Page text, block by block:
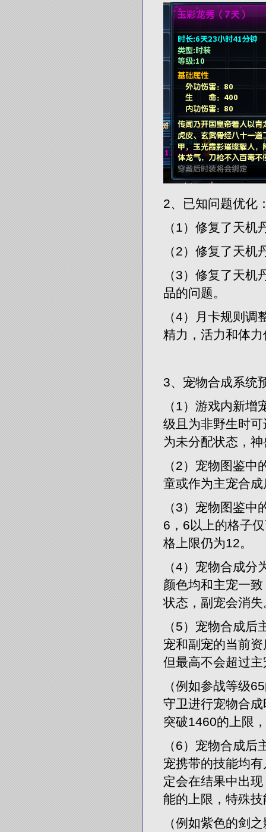
2、已知问题优化
（1）修复了天
（2）修复了天
（3）修复了天
品的问题。
（4）月卡规则
精力，活力和体力
3、宠物合成系统
（1）游戏内新
级且为非野生时
为未分配状态，
（2）宠物图鉴
童或作为主宠合
（3）宠物图鉴
6，6以上的格子
格上限仍为12。
（4）宠物合成
颜色均和主宠一
状态，副宠会消失
（5）宠物合成
宠和副宠的当前
但最高不会超过
（例如参战等级
守卫进行宠物合
突破1460的上限
（6）宠物合成
宠携带的技能均
定会在结果中出
能的上限，特殊
（例如紫色的剑